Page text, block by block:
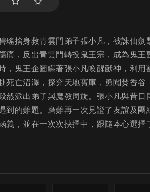
瑤捨身救青雲門弟子張小凡，被誅仙
痛，反出青雲門轉投鬼王宗，成為鬼王
，鬼王企圖瞞著張小凡喚醒獸神，利用
死亡沼澤，探究天地寶庫，勇闖焚香
然派出弟子與魔教周旋。張小凡與昔
到的難題。磨難再一次見證了友誼及
義，並在一次次抉擇中，跟隨本心選擇